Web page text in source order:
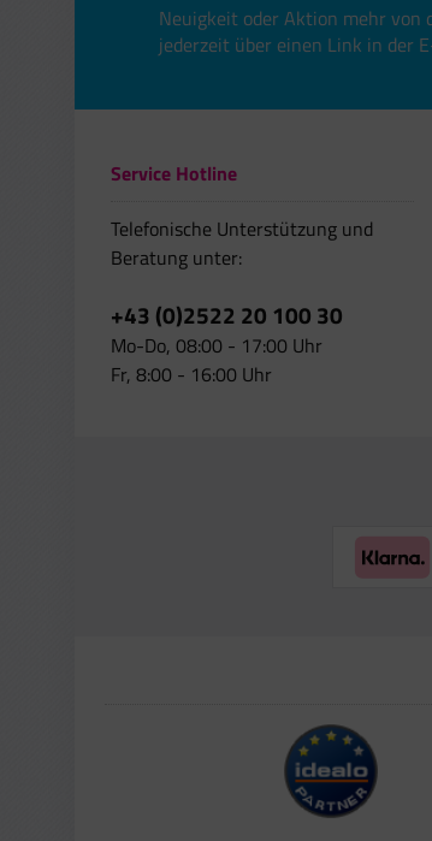
Neuigkeit oder Aktion mehr von
jederzeit über einen Link in der
Service Hotline
Telefonische Unterstützung und
Beratung unter:
+43 (0)2522 20 100 30
Mo-Do, 08:00 - 17:00 Uhr
Fr, 8:00 - 16:00 Uhr